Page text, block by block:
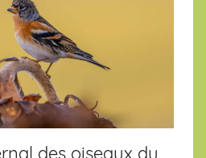
des oiseaux du